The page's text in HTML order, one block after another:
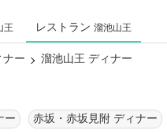
王 レストラン 溜池山王
ナー 溜池山王 ディナー
ー 赤坂・赤坂見附 ディナー